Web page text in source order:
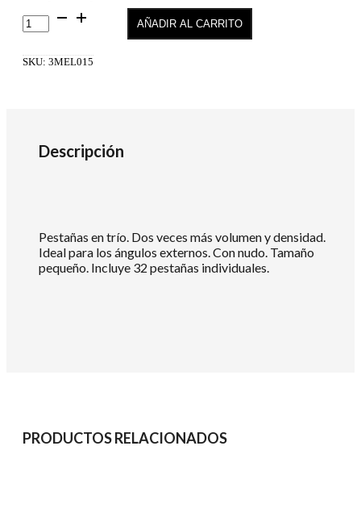
TRIO
DOUBLE
SHORT
AÑADIR AL CARRITO
SKU: 3MEL015
Descripción
Pestañas en trío. Dos veces más volumen y densidad.
Ideal para los ángulos externos. Con nudo. Tamaño
pequeño. Incluye 32 pestañas individuales.
PRODUCTOS RELACIONADOS